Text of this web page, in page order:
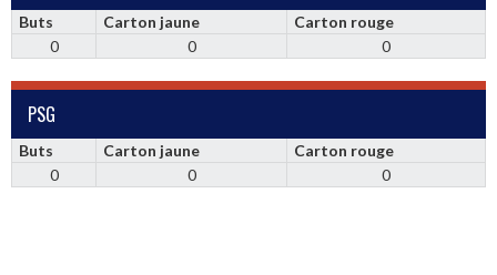
Buts Carton jaune
Carton rouge
0
0 0
PSG
Buts Carton jaune
Carton rouge
0
0 0